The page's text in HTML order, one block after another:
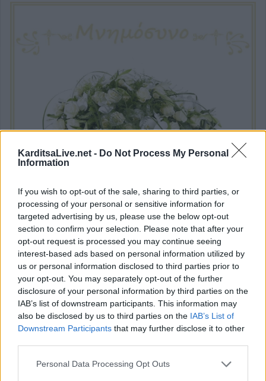
KarditsaLive.net - Do Not Process My Personal
Information
If you wish to opt-out of the sale, sharing to third parties, or
processing of your personal or sensitive information for
targeted advertising by us, please use the below opt-out
section to confirm your selection. Please note that after your
opt-out request is processed you may continue seeing
interest-based ads based on personal information utilized by
us or personal information disclosed to third parties prior to
your opt-out. You may separately opt-out of the further
disclosure of your personal information by third parties on the
IAB’s list of downstream participants. This information may
also be disclosed by us to third parties on the IAB’s List of
Downstream Participants that may further disclose it to other
Personal Data Processing Opt Outs
Το Σάββατο 8 Αυγούστου το ετήσιο
μνημόσυνο της Παρασκευής Καϊτσιώτου
Τελούμε τοΣάββατο 8 Αυγούστου 2026στον Ιερό Ναό
Αγίου Νικολάου της κοινότηταςΚαλλιφωνίουΚαρδίτσας
τοετήσιο μνημόσυνογια την ανάπαυση της ψυχής της
αγαπημένης μας μητέρας, γιαγιάς, αδερφής και θείας
Παρασκευής Καϊτσιώτου.